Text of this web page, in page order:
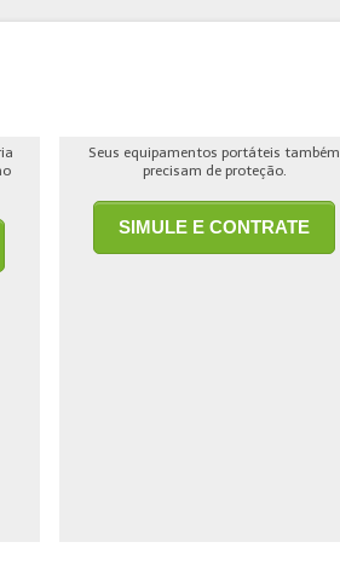
Seus equipamentos portáteis também
precisam de proteção.
SIMULE E CONTRATE